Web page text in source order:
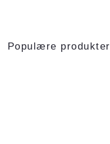
Populære produkter